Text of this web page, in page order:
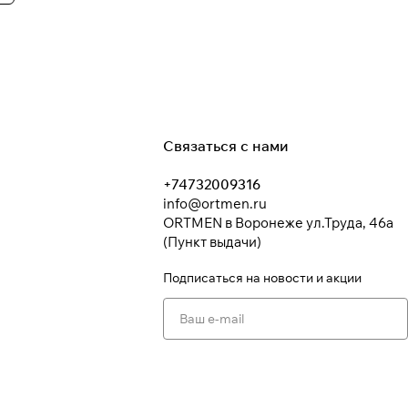
Связаться с нами
+74732009316
info@ortmen.ru
ORTMEN в Воронеже ул.Труда, 46а
(Пункт выдачи)
Подписаться на новости и акции